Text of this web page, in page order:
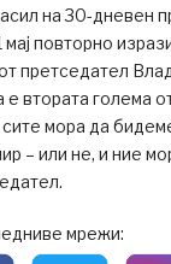
на 30-дневен
мај повторно
претседател
втората голема
мора да
– или не, и ние
мрежи: